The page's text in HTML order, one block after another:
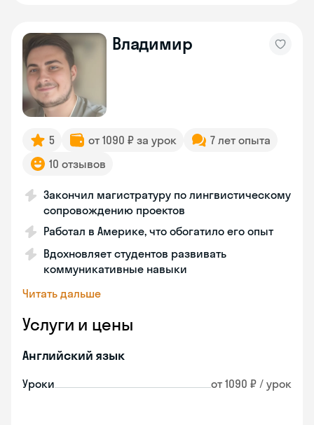
Владимир
5 от 1090 ₽ за урок
7 лет опыта
10 отзывов
Закончил магистратуру по лингвистическому
сопровождению проектов
Работал в Америке, что обогатило его опыт
Вдохновляет студентов развивать
коммуникативные навыки
Читать дальше
Услуги и цены
Английский язык
Уроки от 1090 ₽ / урок